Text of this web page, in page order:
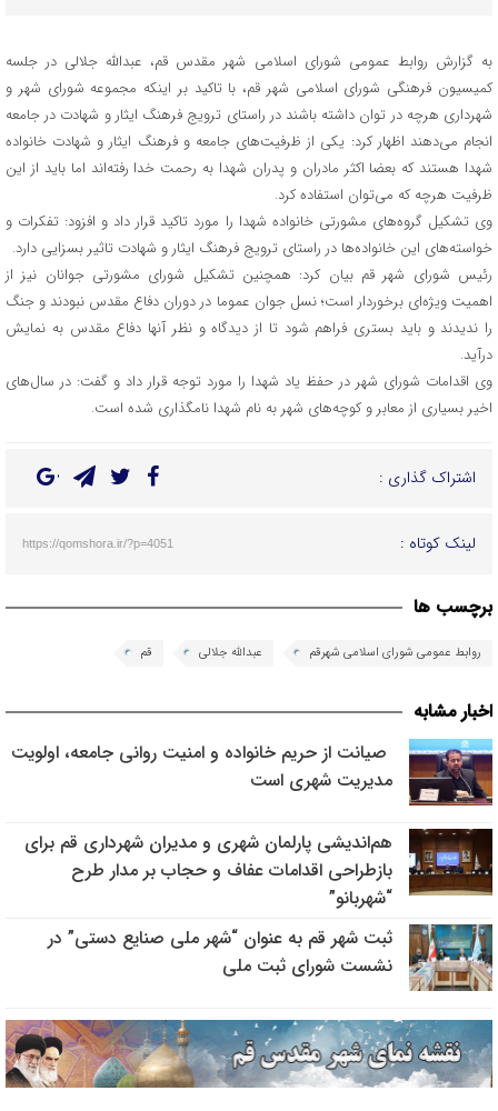
به گزارش روابط عمومی شورای اسلامی شهر مقدس قم، عبدالله جلالی در جلسه
کمیسیون فرهنگی شورای اسلامی شهر قم، با تاکید بر اینکه مجموعه شورای شهر و
شهرداری هرچه در توان داشته باشند در راستای ترویج فرهنگ ایثار و شهادت در جامعه
انجام می‌دهند اظهار کرد: یکی از ظرفیت‌های جامعه و فرهنگ ایثار و شهادت خانواده
شهدا هستند که بعضا اکثر مادران و پدران شهدا به رحمت خدا رفته‌اند اما باید از این
ظرفیت هرچه که می‌توان استفاده کرد.
وی تشکیل گروه‌های مشورتی خانواده شهدا را مورد تاکید قرار داد و افزود: تفکرات و
خواسته‌های این خانواده‌ها در راستای ترویج فرهنگ ایثار و شهادت تاثیر بسزایی دارد.
رئیس شورای شهر قم بیان کرد: همچنین تشکیل شورای مشورتی جوانان نیز از
اهمیت ویژه‌ای برخوردار است؛ نسل جوان عموما در دوران دفاع مقدس نبودند و جنگ
را ندیدند و باید بستری فراهم شود تا از دیدگاه و نظر آنها دفاع مقدس به نمایش
درآید.
وی اقدامات شورای شهر در حفظ یاد شهدا را مورد توجه قرار داد و گفت: در سال‌های
اخیر بسیاری از معابر و کوچه‌های شهر به نام شهدا نامگذاری شده است.
اشتراک گذاری :
لینک کوتاه : https://qomshora.ir/?p=4051
برچسب ها
روابط عمومی شورای اسلامی شهرقم عبدالله جلالی قم
اخبار مشابه
صیانت از حریم خانواده و امنیت روانی جامعه، اولویت
مدیریت شهری است
هم‌اندیشی پارلمان شهری و مدیران شهرداری قم برای
بازطراحی اقدامات عفاف و حجاب بر مدار طرح
“شهربانو”
ثبت شهر قم به عنوان “شهر ملی صنایع دستی” در
نشست شورای ثبت ملی